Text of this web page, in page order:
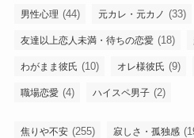
男性心理 (44) 元カレ・元カノ (33)
友達以上恋人未満・待ちの恋愛 (18)
わがまま彼氏 (10) オレ様彼氏 (9)
職場恋愛 (4) ハイスペ男子 (2)
焦りや不安 (255) 寂しさ・孤独感